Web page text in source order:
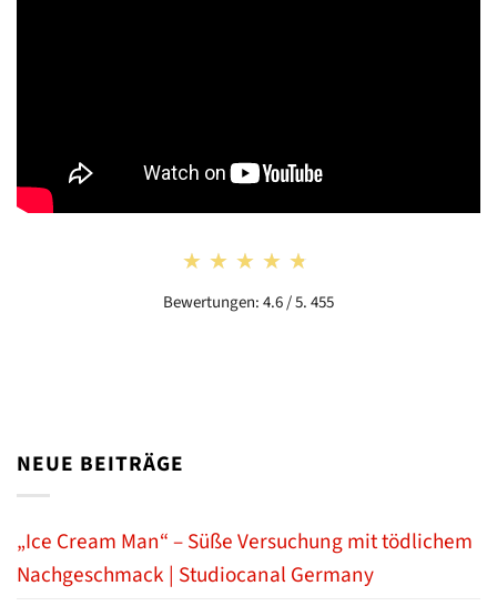
★★★★★
★★★★★
Bewertungen: 4.6 / 5. 455
NEUE BEITRÄGE
„Ice Cream Man“ – Süße Versuchung mit tödlichem
Nachgeschmack | Studiocanal Germany